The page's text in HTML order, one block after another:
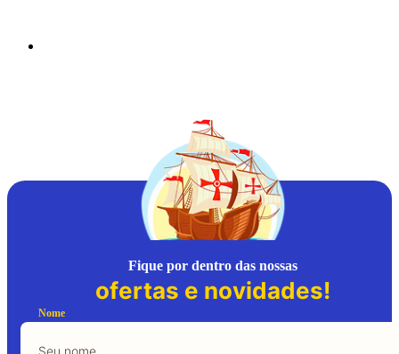
Fique por dentro das nossas
ofertas e novidades!
Nome